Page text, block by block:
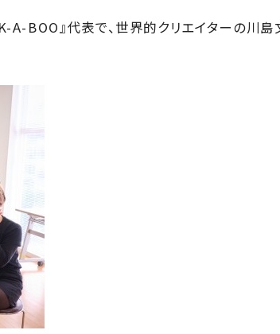
A-BOO』代表で、世界的クリエイターの川